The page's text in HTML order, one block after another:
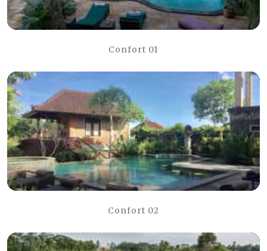
Confort 01
Confort 02